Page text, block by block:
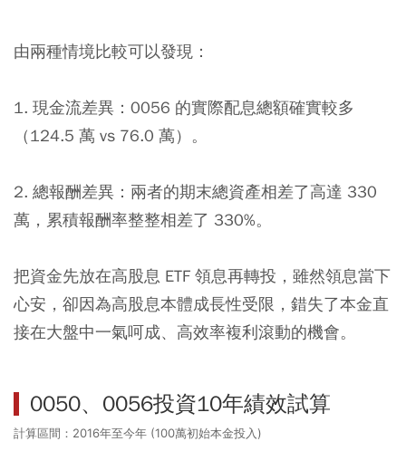
由兩種情境比較可以發現：
1. 現金流差異：0056 的實際配息總額確實較多
（124.5 萬 vs 76.0 萬）。
2. 總報酬差異：兩者的期末總資產相差了高達 330
萬，累積報酬率整整相差了 330%。
把資金先放在高股息 ETF 領息再轉投，雖然領息當下
心安，卻因為高股息本體成長性受限，錯失了本金直
接在大盤中一氣呵成、高效率複利滾動的機會。
0050、0056投資10年績效試算
計算區間：2016年至今年 (100萬初始本金投入)